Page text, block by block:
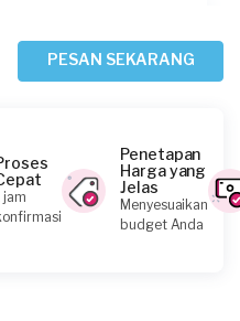
Lampu
PESAN SEKARANG
jam
Penetapan
Harga yang
Jelas
Menyesuaikan
budget Anda